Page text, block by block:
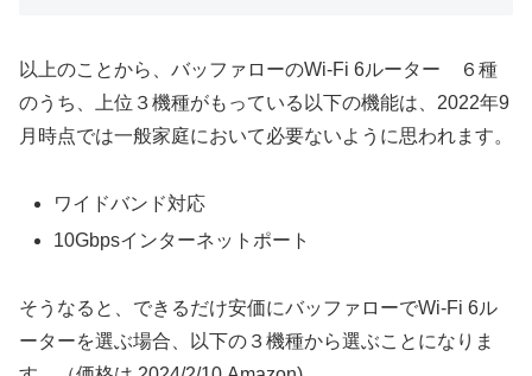
以上のことから、バッファローのWi-Fi 6ルーター ６種
のうち、上位３機種がもっている以下の機能は、2022年9
月時点では一般家庭において必要ないように思われます。
ワイドバンド対応
10Gbpsインターネットポート
そうなると、できるだけ安価にバッファローでWi-Fi 6ル
ーターを選ぶ場合、以下の３機種から選ぶことになりま